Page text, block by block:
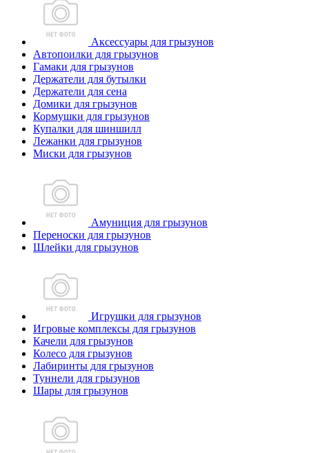
Аксессуары для грызунов
Автопоилки для грызунов
Гамаки для грызунов
Держатели для бутылки
Держатели для сена
Домики для грызунов
Кормушки для грызунов
Купалки для шиншилл
Лежанки для грызунов
Миски для грызунов
Амуниция для грызунов
Переноски для грызунов
Шлейки для грызунов
Игрушки для грызунов
Игровые комплексы для грызунов
Качели для грызунов
Колесо для грызунов
Лабиринты для грызунов
Туннели для грызунов
Шары для грызунов